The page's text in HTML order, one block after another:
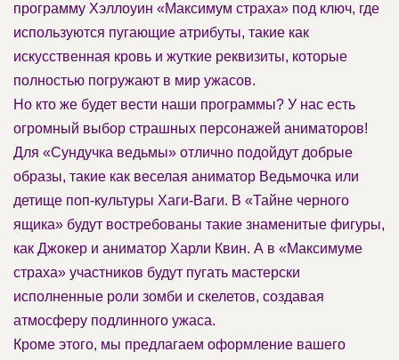
программу Хэллоуин «Максимум страха» под ключ, где
используются пугающие атрибуты, такие как
искусственная кровь и жуткие реквизиты, которые
полностью погружают в мир ужасов.
Но кто же будет вести наши программы? У нас есть
огромный выбор страшных персонажей аниматоров!
Для «Сундучка ведьмы» отлично подойдут добрые
образы, такие как веселая аниматор Ведьмочка или
детище поп-культуры Хаги-Ваги. В «Тайне черного
ящика» будут востребованы такие знаменитые фигуры,
как Джокер и аниматор Харли Квин. А в «Максимуме
страха» участников будут пугать мастерски
исполненные роли зомби и скелетов, создавая
атмосферу подлинного ужаса.
Кроме этого, мы предлагаем оформление вашего